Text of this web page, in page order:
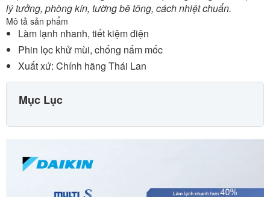
lý tưởng, phòng kín, tường bê tông, cách nhiệt chuẩn.
Mô tả sản phẩm
Làm lạnh nhanh, tiết kiệm điện
Phin lọc khử mùi, chống nấm mốc
Xuất xứ: Chính hãng Thái Lan
Mục Lục